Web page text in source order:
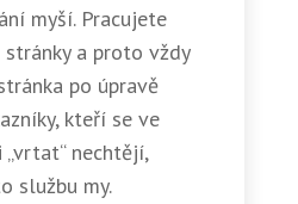
myší. Pracujete
a proto vždy
po úpravě
kteří se ve
nechtějí,
službu my.